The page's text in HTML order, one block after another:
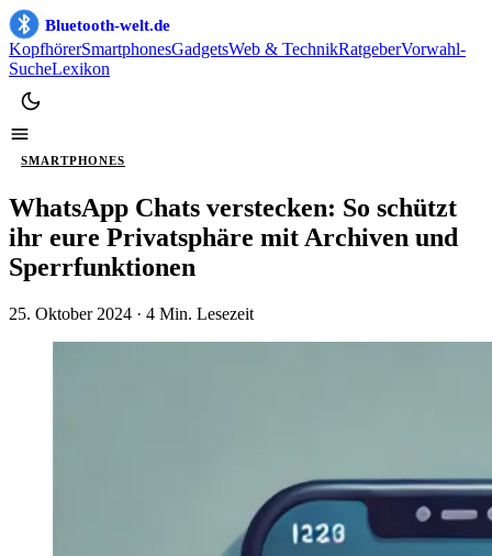
Bluetooth-welt.de
KopfhörerSmartphonesGadgetsWeb & TechnikRatgeberVorwahl-
SucheLexikon
SMARTPHONES
WhatsApp Chats verstecken: So schützt
ihr eure Privatsphäre mit Archiven und
Sperrfunktionen
25. Oktober 2024 · 4 Min. Lesezeit